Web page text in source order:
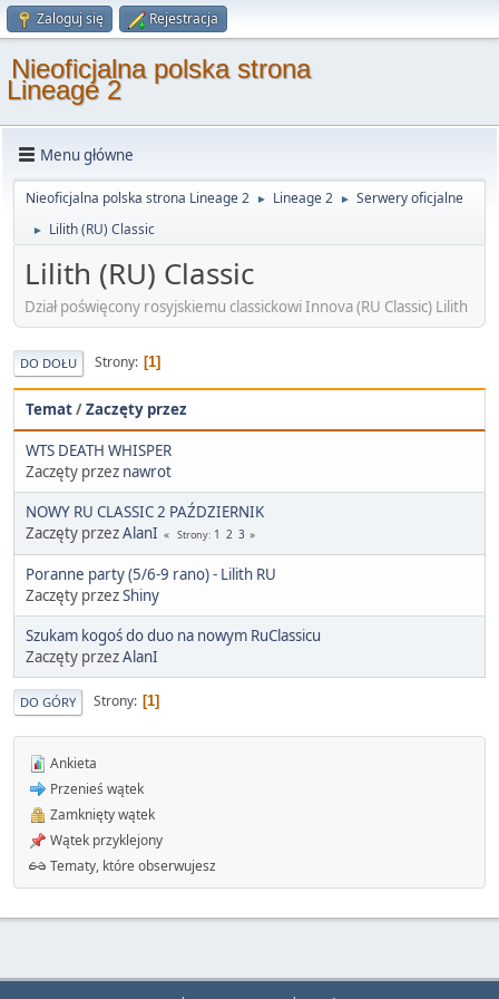
Zaloguj się Rejestracja
Nieoficjalna polska strona
Lineage 2
Menu główne
Nieoficjalna polska strona Lineage 2 ► Lineage 2 ► Serwery oficjalne
► Lilith (RU) Classic
Lilith (RU) Classic
Dział poświęcony rosyjskiemu classickowi Innova (RU Classic) Lilith
DO DOŁU Strony 1
Temat/Zaczęty przez
WTS DEATH WHISPER
Zaczęty przez nawrot
NOWY RU CLASSIC 2 PAŹDZIERNIK
Zaczęty przezAlanI Strony 1 2 3
Poranne party (5/6-9 rano) - Lilith RU
Zaczęty przezShiny
Szukam kogoś do duo na nowym RuClassicu
Zaczęty przezAlanI
DO GÓRY Strony 1
Ankieta
Przenieś wątek
Zamknięty wątek
Wątek przyklejony
Tematy, które obserwujesz